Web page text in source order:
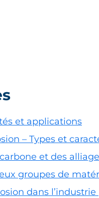
et applications
– Types et
et des
groupes de
dans